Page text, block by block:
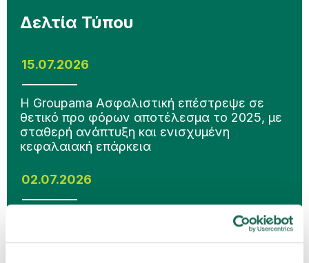
Δελτία Τύπου
15.07.2026
Η Groupama Ασφαλιστική επέστρεψε σε
θετικό προ φόρων αποτέλεσμα το 2025, με
σταθερή ανάπτυξη και ενισχυμένη
κεφαλαιακή επάρκεια
02.07.2026
Η Groupama Ασφαλιστική ανανεώνει την
πιστοποίηση Ethos Platinum με ιδιαίτερα
υψηλή επίδοση